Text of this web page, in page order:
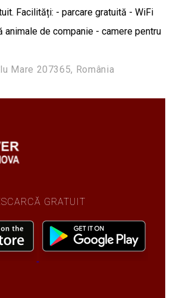
Facilități: - parcare gratuită - WiFi
animale de companie - camere pentru
Mare 207365, România
GRATUIT